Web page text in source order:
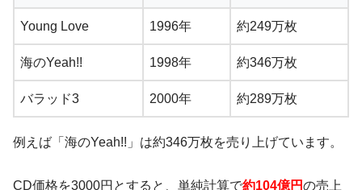
Young Love 1996年 約249万枚
海のYeah!! 1998年 約346万枚
バラッド3 2000年 約289万枚
例えば「海のYeah!!」は約346万枚を売り上げています。
CD価格を3000円とすると、単純計算で約104億円の売上